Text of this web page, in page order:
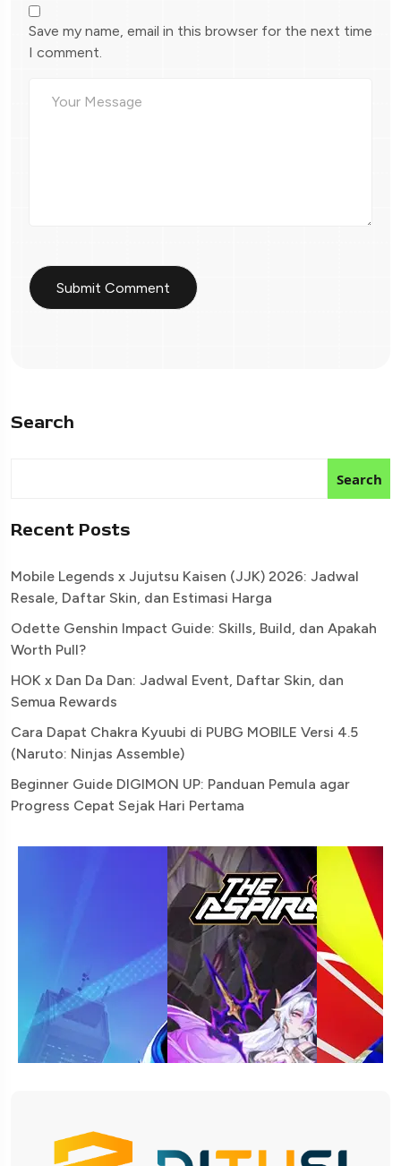
Save my name, email in this browser for the next time
I comment.
Search
Search
Recent Posts
Mobile Legends x Jujutsu Kaisen (JJK) 2026: Jadwal
Resale, Daftar Skin, dan Estimasi Harga
Odette Genshin Impact Guide: Skills, Build, dan Apakah
Worth Pull?
HOK x Dan Da Dan: Jadwal Event, Daftar Skin, dan
Semua Rewards
Cara Dapat Chakra Kyuubi di PUBG MOBILE Versi 4.5
(Naruto: Ninjas Assemble)
Beginner Guide DIGIMON UP: Panduan Pemula agar
Progress Cepat Sejak Hari Pertama